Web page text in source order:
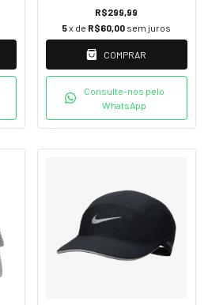
R$299,99
5x de R$60,00 sem juros
COMPRAR
Consulte-nos pelo
WhatsApp